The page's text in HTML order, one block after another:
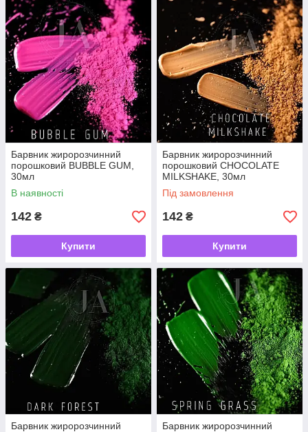
Барвник жиророзчинний
порошковий BUBBLE GUM,
30мл
В наявності
142 ₴
Купити
Барвник жиророзчинний
порошковий CHOCOLATE
MILKSHAKE, 30мл
Під замовлення
142 ₴
Купити
Барвник жиророзчинний
Барвник жиророзчинний